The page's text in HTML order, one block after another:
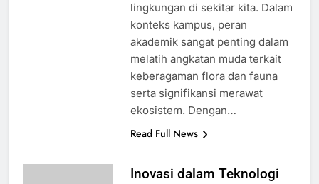
lingkungan di sekitar kita. Dalam
konteks kampus, peran
akademik sangat penting dalam
melatih angkatan muda terkait
keberagaman flora dan fauna
serta signifikansi merawat
ekosistem. Dengan…
Read Full News
Inovasi dalam Teknologi